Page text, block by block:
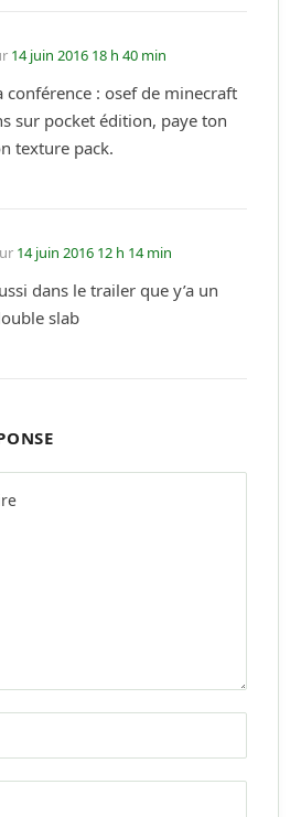
14 juin 2016 18 h 40 min
conférence : osef de minecraft
sur pocket édition, paye ton
texture pack.
14 juin 2016 12 h 14 min
dans le trailer que y’a un
slab